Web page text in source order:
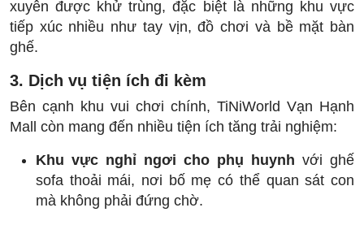
xuyên được khử trùng, đặc biệt là những khu vực
tiếp xúc nhiều như tay vịn, đồ chơi và bề mặt bàn
ghế.
3. Dịch vụ tiện ích đi kèm
Bên cạnh khu vui chơi chính, TiNiWorld Vạn Hạnh
Mall còn mang đến nhiều tiện ích tăng trải nghiệm:
Khu vực nghỉ ngơi cho phụ huynh với ghế
sofa thoải mái, nơi bố mẹ có thể quan sát con
mà không phải đứng chờ.